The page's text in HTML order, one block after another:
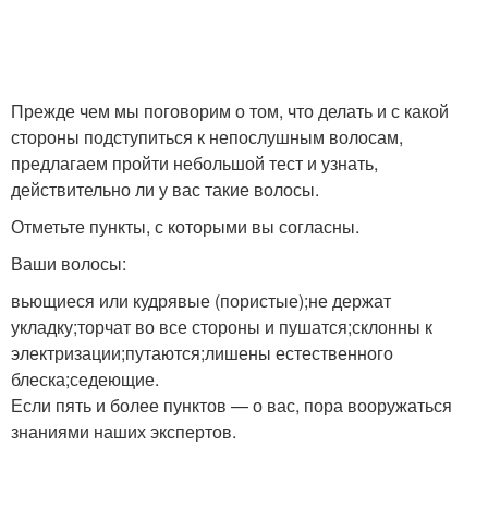
Прежде чем мы поговорим о том, что делать и с какой
стороны подступиться к непослушным волосам,
предлагаем пройти небольшой тест и узнать,
действительно ли у вас такие волосы.
Отметьте пункты, с которыми вы согласны.
Ваши волосы:
вьющиеся или кудрявые (пористые);не держат
укладку;торчат во все стороны и пушатся;склонны к
электризации;путаются;лишены естественного
блеска;седеющие.
Если пять и более пунктов — о вас, пора вооружаться
знаниями наших экспертов.